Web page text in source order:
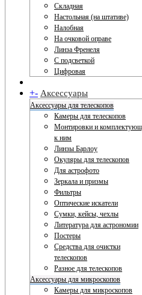
Складная
Настольная (на штативе)
Налобная
На очковой оправе
Линза Френеля
С подсветкой
Цифровая
+- Аксессуары
Аксессуары для телескопов
Камеры для телескопов
Монтировки и
к ним
Линзы Барлоу
Окуляры для телескопов
Для астрофото
Зеркала и призмы
Фильтры
Оптические искатели
Сумки, кейсы, чехлы
Литература для астрономии
Постеры
Средства для очистки
телескопов
Разное для телескопов
Аксессуары для микроскопов
Камеры для микроскопов